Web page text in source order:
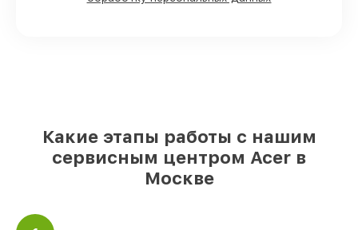
Какие этапы работы с нашим
сервисным центром Acer в
Москве